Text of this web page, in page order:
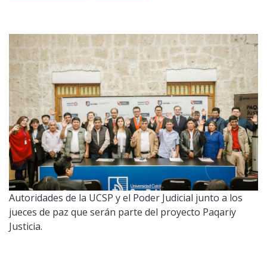
Autoridades de la UCSP y el Poder Judicial junto a los
jueces de paz que serán parte del proyecto Paqariy
Justicia.